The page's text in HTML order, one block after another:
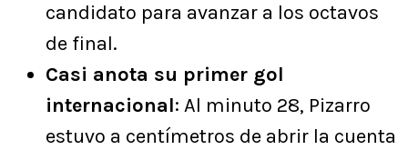
candidato para avanzar a los octavos
de final.
Casi anota su primer gol
internacional: Al minuto 28, Pizarro
estuvo a centímetros de abrir la cuenta